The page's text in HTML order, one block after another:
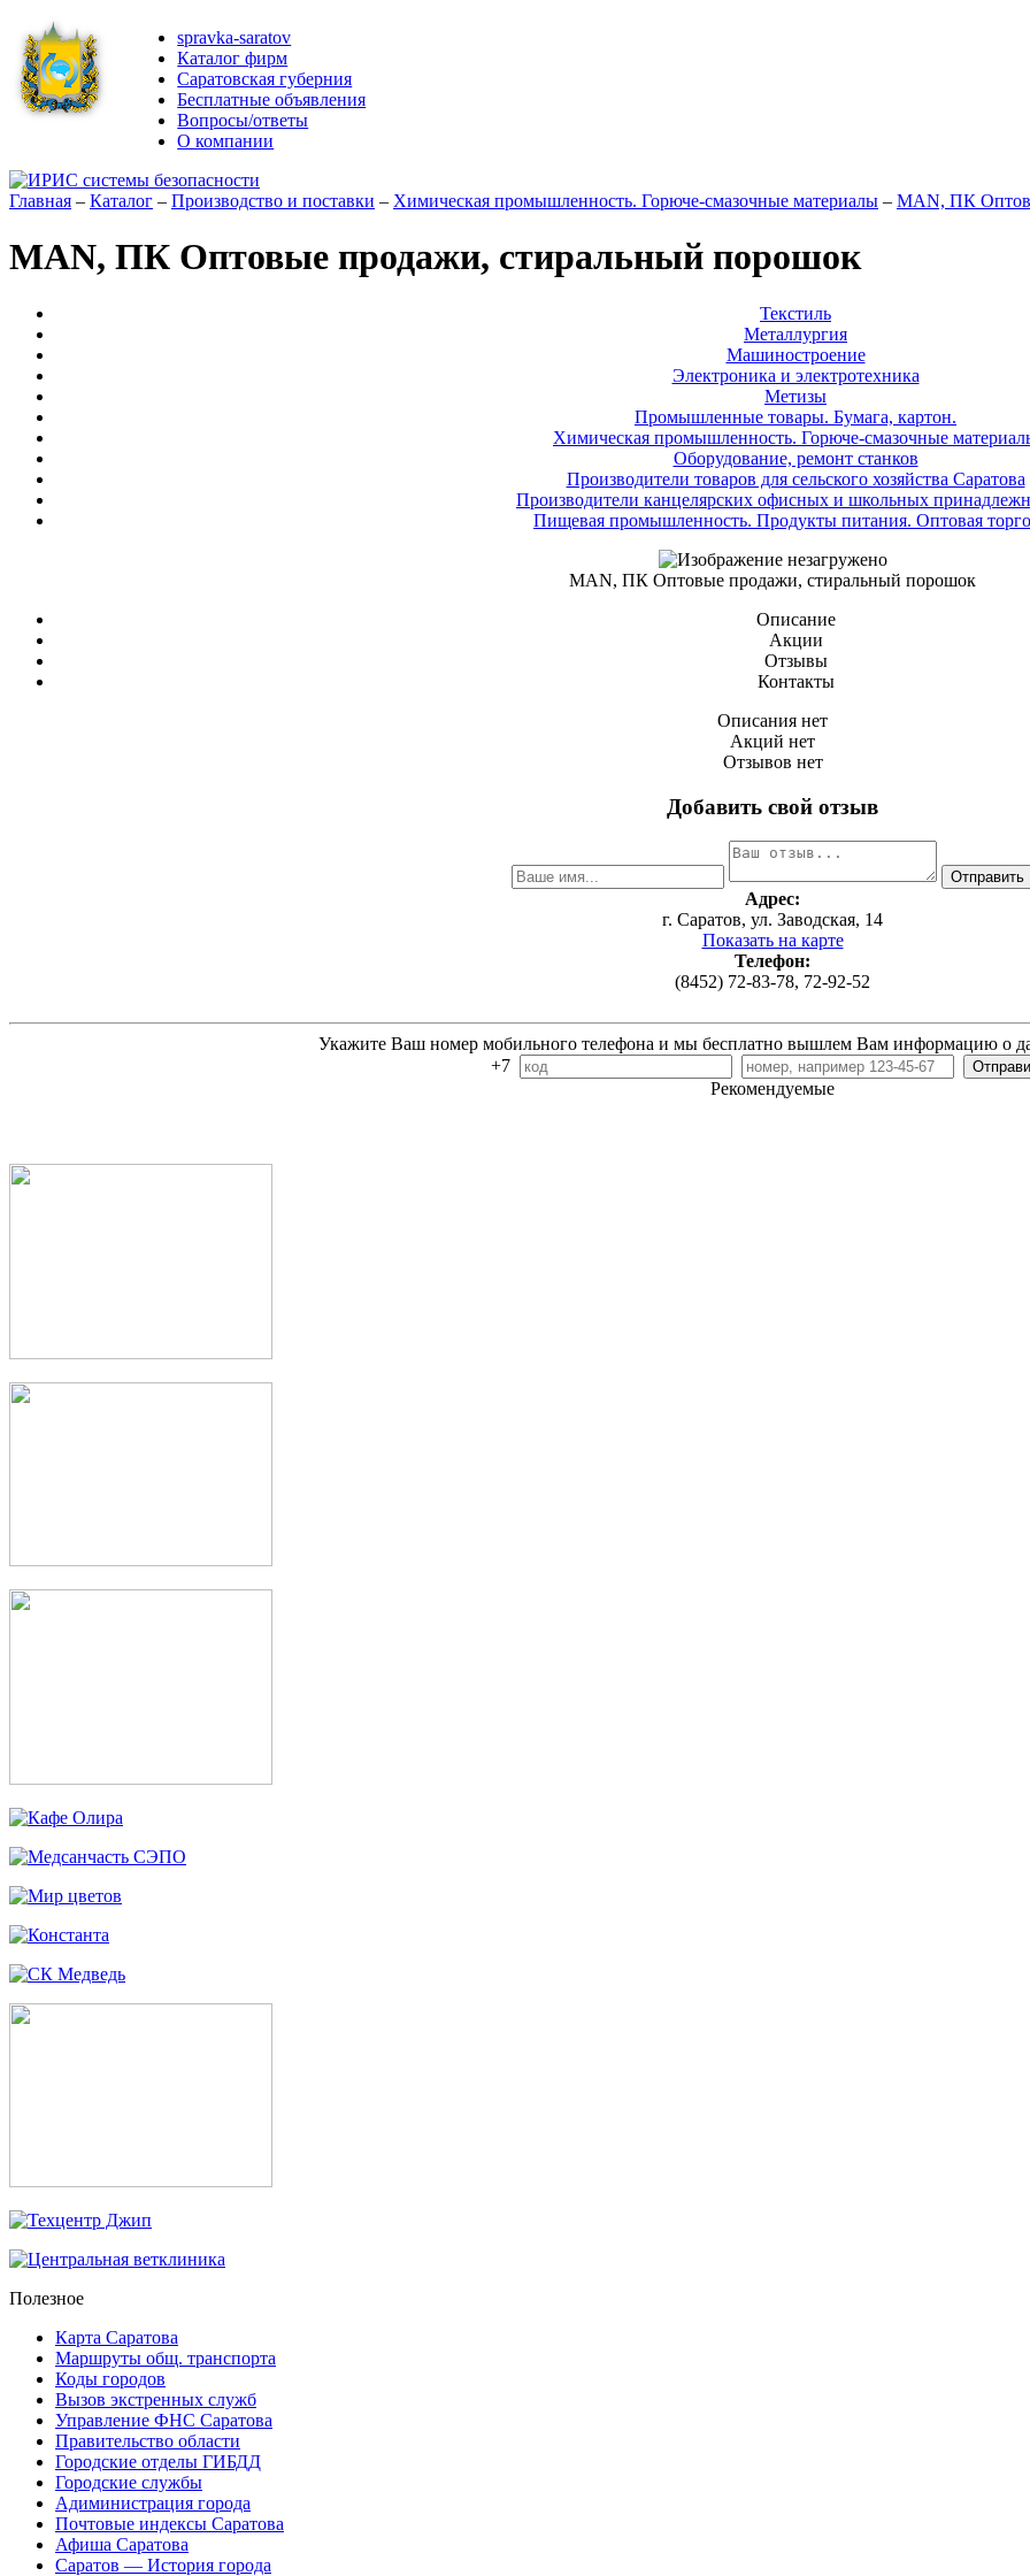
spravka-saratov
Каталог фирм
Саратовская губерния
Бесплатные объявления
Вопросы/ответы
О компании
Главная – Каталог – Производство и поставки – Химическая промышленность. Горюче-смазочные материалы – MAN, ПК
MAN, ПК Оптовые продажи, стиральный порошок
Текстиль
Металлургия
Машиностроение
Электроника и электротехника
Метизы
Промышленные товары. Бумага, картон.
Химическая промышленность. Горюче-смазочные
Оборудование, ремонт станков
Производители товаров для сельского хозяйства Саратова
Производители канцелярских офисных и школьных
Пищевая промышленность. Продукты питания. Оптовая
MAN, ПК Оптовые продажи, стиральный порошок
Описание
Акции
Отзывы
Контакты
Описания нет
Акций нет
Отзывов нет
Добавить свой отзыв
Адрес:
г. Саратов, ул. Заводская, 14
Показать на карте
Телефон:
(8452) 72-83-78, 72-92-52
Укажите Ваш номер мобильного телефона и мы бесплатно вышлем Вам информацию о
+7
Рекомендуемые
Полезное
Карта Саратова
Маршруты общ. транспорта
Коды городов
Вызов экстренных служб
Управление ФНС Саратова
Правительство области
Городские отделы ГИБДД
Городские службы
Адиминистрация города
Почтовые индексы Саратова
Афиша Саратова
Саратов — История города